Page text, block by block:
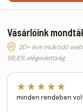
Vásárlóink
20+ éve működő
98,8% elégedettség
★★★★★
minden rendeben